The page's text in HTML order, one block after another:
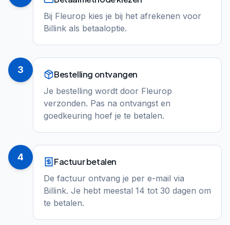
Bij Fleurop kies je bij het afrekenen voor
Billink als betaaloptie.
3 Bestelling ontvangen
Je bestelling wordt door Fleurop
verzonden. Pas na ontvangst en
goedkeuring hoef je te betalen.
4 Factuur betalen
De factuur ontvang je per e-mail via
Billink. Je hebt meestal 14 tot 30 dagen om
te betalen.